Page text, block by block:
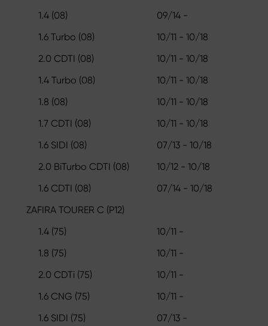
1.4 (08)
09/14 -
1.6 Turbo (08)
10/11 - 10/18
2.0 CDTI (08)
10/11 - 10/18
1.4 Turbo (08)
10/11 - 10/18
1.8 (08)
10/11 - 10/18
1.7 CDTI (08)
10/11 - 10/18
1.6 SIDI (08)
07/13 - 10/18
2.0 BiTurbo CDTI (08)
10/12 - 10/18
1.6 CDTI (08)
07/14 - 10/18
ZAFIRA TOURER C (P12)
1.4 (75)
10/11 -
1.8 (75)
10/11 -
2.0 CDTi (75)
10/11 -
1.6 CNG (75)
10/11 -
1.6 SIDI (75)
07/13 -